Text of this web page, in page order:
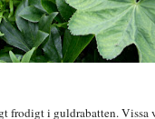
i guldrabatten. Vissa